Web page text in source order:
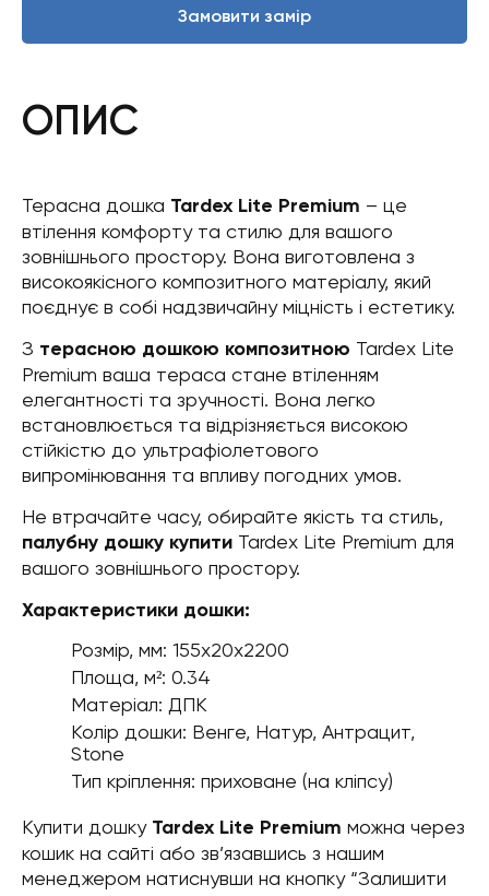
Замовити замір
ОПИС
Терасна дошка Tardex Lite Premium – це
втілення комфорту та стилю для вашого
зовнішнього простору. Вона виготовлена з
високоякісного композитного матеріалу, який
поєднує в собі надзвичайну міцність і естетику.
З терасною дошкою композитною Tardex Lite
Premium ваша тераса стане втіленням
елегантності та зручності. Вона легко
встановлюється та відрізняється високою
стійкістю до ультрафіолетового
випромінювання та впливу погодних умов.
Не втрачайте часу, обирайте якість та стиль,
палубну дошку купити Tardex Lite Premium для
вашого зовнішнього простору.
Характеристики дошки:
Розмір, мм: 155х20х2200
Площа, м²: 0.34
Матеріал: ДПК
Колір дошки: Венге, Натур, Антрацит,
Stone
Тип кріплення: приховане (на кліпсу)
Купити дошку Tardex Lite Premium можна через
кошик на сайті або зв’язавшись з нашим
менеджером натиснувши на кнопку “Залишити